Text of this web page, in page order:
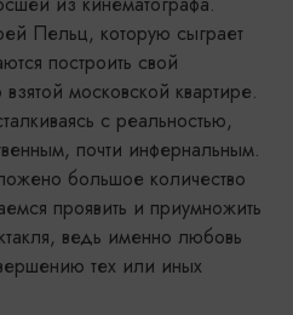
Пельц, которую сыграет
построить свой
московской квартире.
с реальностью,
почти инфернальным.
большое количество
проявить и приумножить
ведь именно любовь
тех или иных